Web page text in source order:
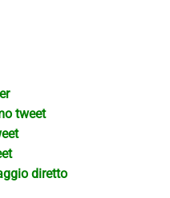
tweet
diretto